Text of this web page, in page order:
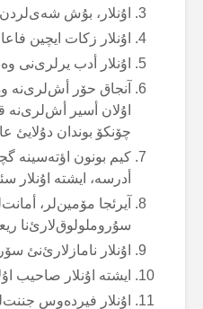
اۇنلار، بۇش شەی‌لردن
اۇنلار زکات ایچین
اۇنلار أدب یرلری‌نی
آنجاق حۆر أش‌لری‌نە
اۇلان أسیر
چۆنکۆ بوندان دۇلایئ
کیم بونون اؤتەسینە
أدرسە، ایشتە اۇنلار
آیرئجا مۆمین‌لر،
سۇروملولوق‌لارئ‌نا
اۇنلار نامازلارئ‌نئ
ایشتە اۇنلار صاحیب
اۇنلار فیردەوس